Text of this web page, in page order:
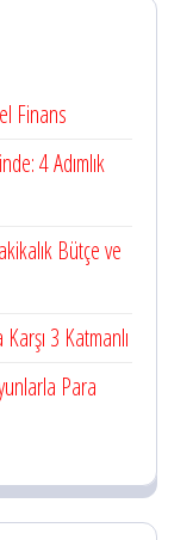
Finans
4 Adımlık
Bütçe ve
3 Katmanlı
Para